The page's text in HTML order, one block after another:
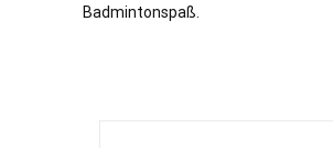
Badmintonspaß.